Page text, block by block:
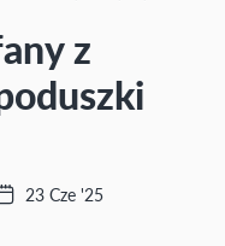
z
23 Cze '25